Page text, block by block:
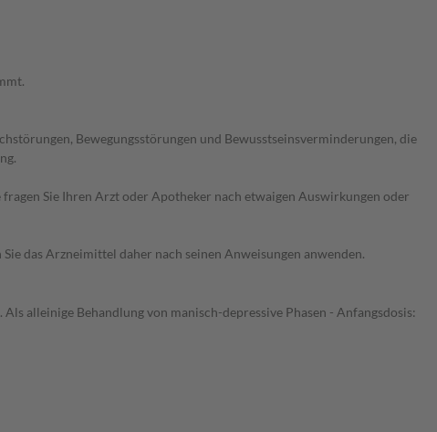
Bewegungsstörungen und Bewusstseinsverminderungen, die
Sie Ihren Arzt oder Apotheker nach etwaigen Auswirkungen oder
das Arzneimittel daher nach seinen Anweisungen anwenden.
alleinige Behandlung von manisch-depressive Phasen - Anfangsdosis: